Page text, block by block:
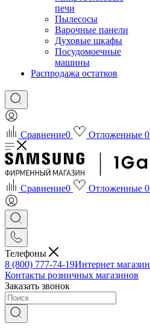
печи
Пылесосы
Варочные панели
Духовые шкафы
Посудомоечные
машины
Распродажа остатков
Сравнение0 Отложенные 0
Сравнение0 Отложенные 0
Телефоны
8 (800) 777-74-19Интернет магазин
Контакты розничных магазинов
Заказать звонок